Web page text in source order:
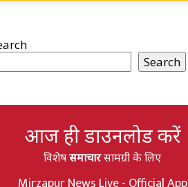
Search
आज ही डाउनलोड करें
विशेषसमाचारसामग्री के लिए